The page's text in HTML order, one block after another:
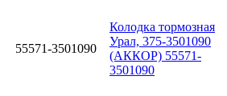
55571-3501090
Колодка тормозная
Урал, 375-3501090
(АККОР) 55571-
3501090